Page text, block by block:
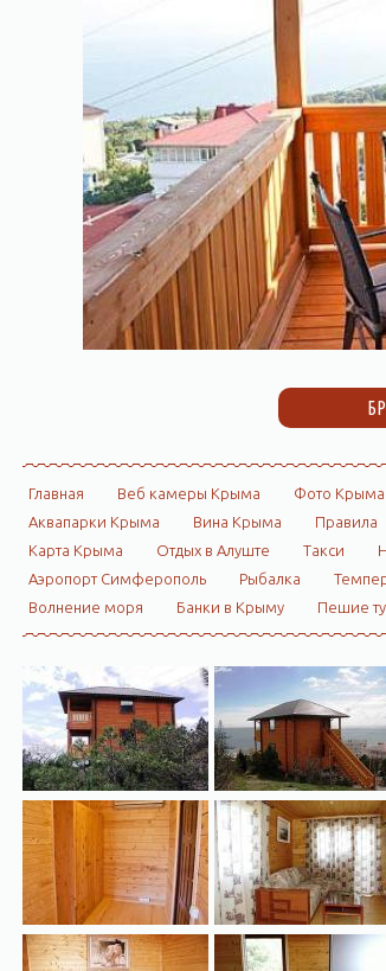
Главная Веб камеры Крыма Фото Крыма
Аквапарки Крыма
Вина Крыма Правила
Карта Крыма
Отдых в Алуште Такси
Аэропорт Симферополь
Рыбалка
Волнение моря
Банки в Крыму Пешие